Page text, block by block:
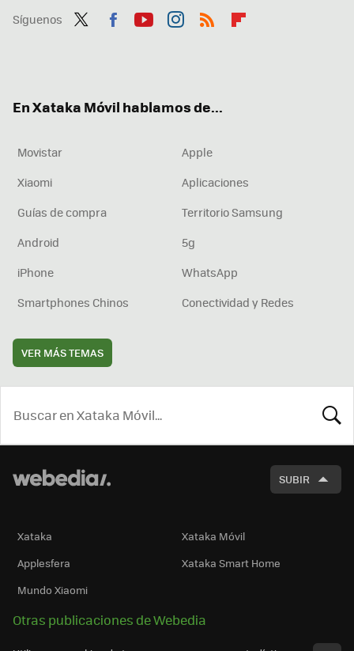
Síguenos
En Xataka Móvil hablamos de...
Movistar
Apple
Xiaomi
Aplicaciones
Guías de compra
Territorio Samsung
Android
5g
iPhone
WhatsApp
Smartphones Chinos
Conectividad y Redes
VER MÁS TEMAS
SUBIR
Xataka
Xataka Móvil
Applesfera
Xataka Smart Home
Mundo Xiaomi
Otras publicaciones de Webedia